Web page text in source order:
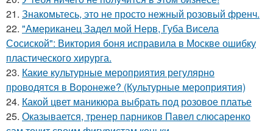
21. Знакомьтесь, это не просто нежный розовый френч.
22. "Американец Задел мой Нерв, Губа Висела
Сосиской": Виктория боня исправила в Москве ошибку
пластического хирурга.
23. Какие культурные мероприятия регулярно
проводятся в Воронеже? (Культурные мероприятия)
24. Какой цвет маникюра выбрать под розовое платье
25. Оказывается, тренер парников Павел слюсаренко